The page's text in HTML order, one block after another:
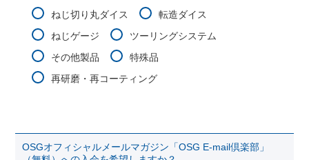
ねじ切り丸ダイス
転造ダイス
ねじゲージ
ツーリングシステム
その他製品
特殊品
再研磨・再コーティング
OSGオフィシャルメールマガジン「OSG E-mail倶楽部」